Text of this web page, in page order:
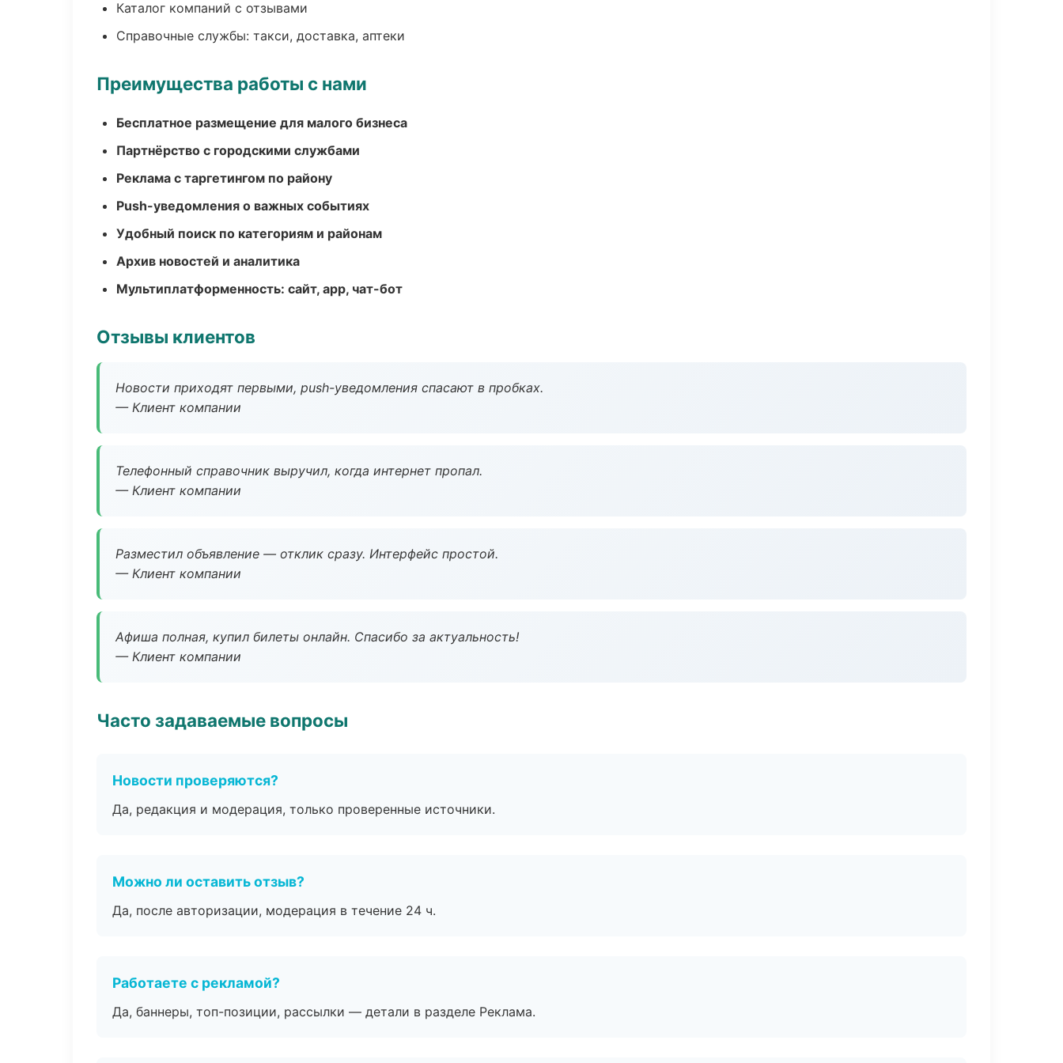
Каталог компаний с отзывами
Справочные службы: такси, доставка, аптеки
Преимущества работы с нами
Бесплатное размещение для малого бизнеса
Партнёрство с городскими службами
Реклама с таргетингом по району
Push-уведомления о важных событиях
Удобный поиск по категориям и районам
Архив новостей и аналитика
Мультиплатформенность: сайт, app, чат-бот
Отзывы клиентов
Новости приходят первыми, push-уведомления спасают в пробках.
— Клиент компании
Телефонный справочник выручил, когда интернет пропал.
— Клиент компании
Разместил объявление — отклик сразу. Интерфейс простой.
— Клиент компании
Афиша полная, купил билеты онлайн. Спасибо за актуальность!
— Клиент компании
Часто задаваемые вопросы
Новости проверяются?
Да, редакция и модерация, только проверенные источники.
Можно ли оставить отзыв?
Да, после авторизации, модерация в течение 24 ч.
Работаете с рекламой?
Да, баннеры, топ-позиции, рассылки — детали в разделе Реклама.